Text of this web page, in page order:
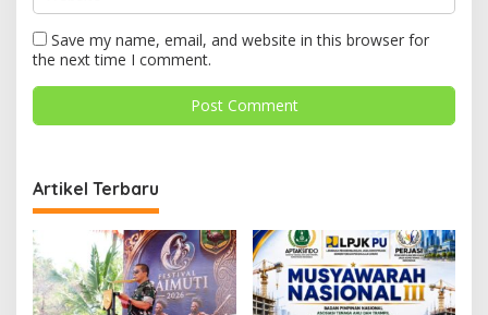
Save my name, email, and website in this browser for
the next time I comment.
Artikel Terbaru